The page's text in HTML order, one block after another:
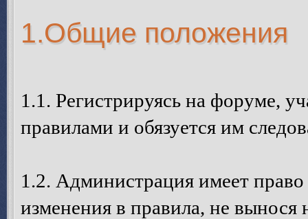
1.Общие положения
1.1. Регистрируясь на форуме,
правилами и обязуется им
1.2. Администрация имеет
изменения в правила, не вынося